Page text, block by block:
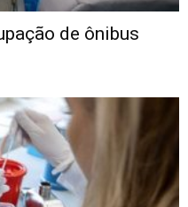
de ônibus